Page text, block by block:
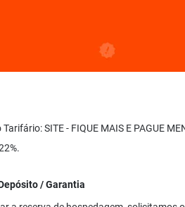
SITE - FIQUE MAIS E PAGUE
/ Garantia